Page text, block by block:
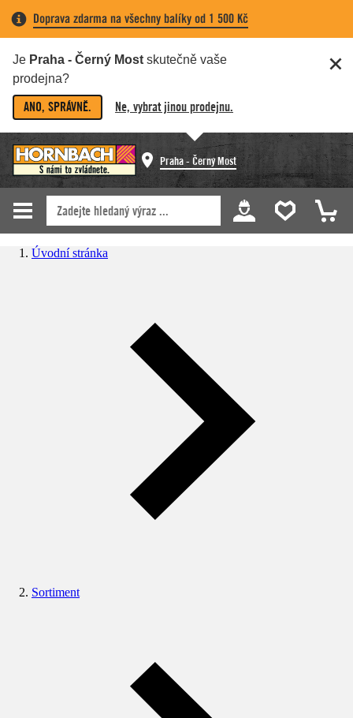
Doprava zdarma na všechny balíky od 1 500 Kč
Je Praha - Černý Most skutečně vaše
prodejna?
ANO, SPRÁVNĚ. Ne, vybrat jinou prodejnu.
Praha - Černý Most
Úvodní stránka
Sortiment